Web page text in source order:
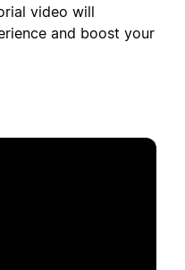
video will
and boost your